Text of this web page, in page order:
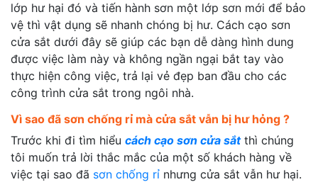
lớp hư hại đó và tiến hành sơn một lớp sơn mới để bảo
vệ thì vật dụng sẽ nhanh chóng bị hư. Cách cạo sơn
cửa sắt dưới đây sẽ giúp các bạn dễ dàng hình dung
được việc làm này và không ngần ngại bắt tay vào
thực hiện công việc, trả lại vẻ đẹp ban đầu cho các
công trình cửa sắt trong ngôi nhà.
Vì sao đã sơn chống rỉ mà cửa sắt vẫn bị hư hỏng ?
Trước khi đi tìm hiểu cách cạo sơn cửa sắtthì chúng
tôi muốn trả lời thắc mắc của một số khách hàng về
việc tại sao đã sơn chống rỉ nhưng cửa sắt vẫn hư hại.